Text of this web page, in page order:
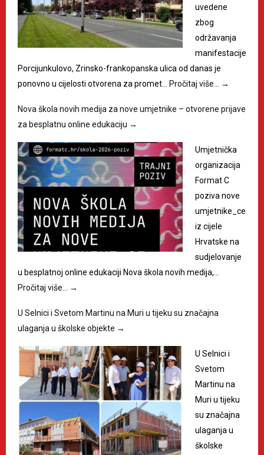
uvedene
zbog
održavanja
manifestacije
Porcijunkulovo, Zrinsko-frankopanska ulica od danas je
ponovno u cijelosti otvorena za promet…
Pročitaj više… →
Nova škola novih medija za nove umjetnike – otvorene prijave
za besplatnu online edukaciju →
Umjetnička
organizacija
Format C
poziva nove
umjetnike_ce
iz cijele
Hrvatske na
sudjelovanje
u besplatnoj online edukaciji Nova škola novih medija,…
Pročitaj više…
→
U Selnici i Svetom Martinu na Muri u tijeku su značajna
ulaganja u školske objekte →
U Selnici i
Svetom
Martinu na
Muri u tijeku
su značajna
ulaganja u
školske